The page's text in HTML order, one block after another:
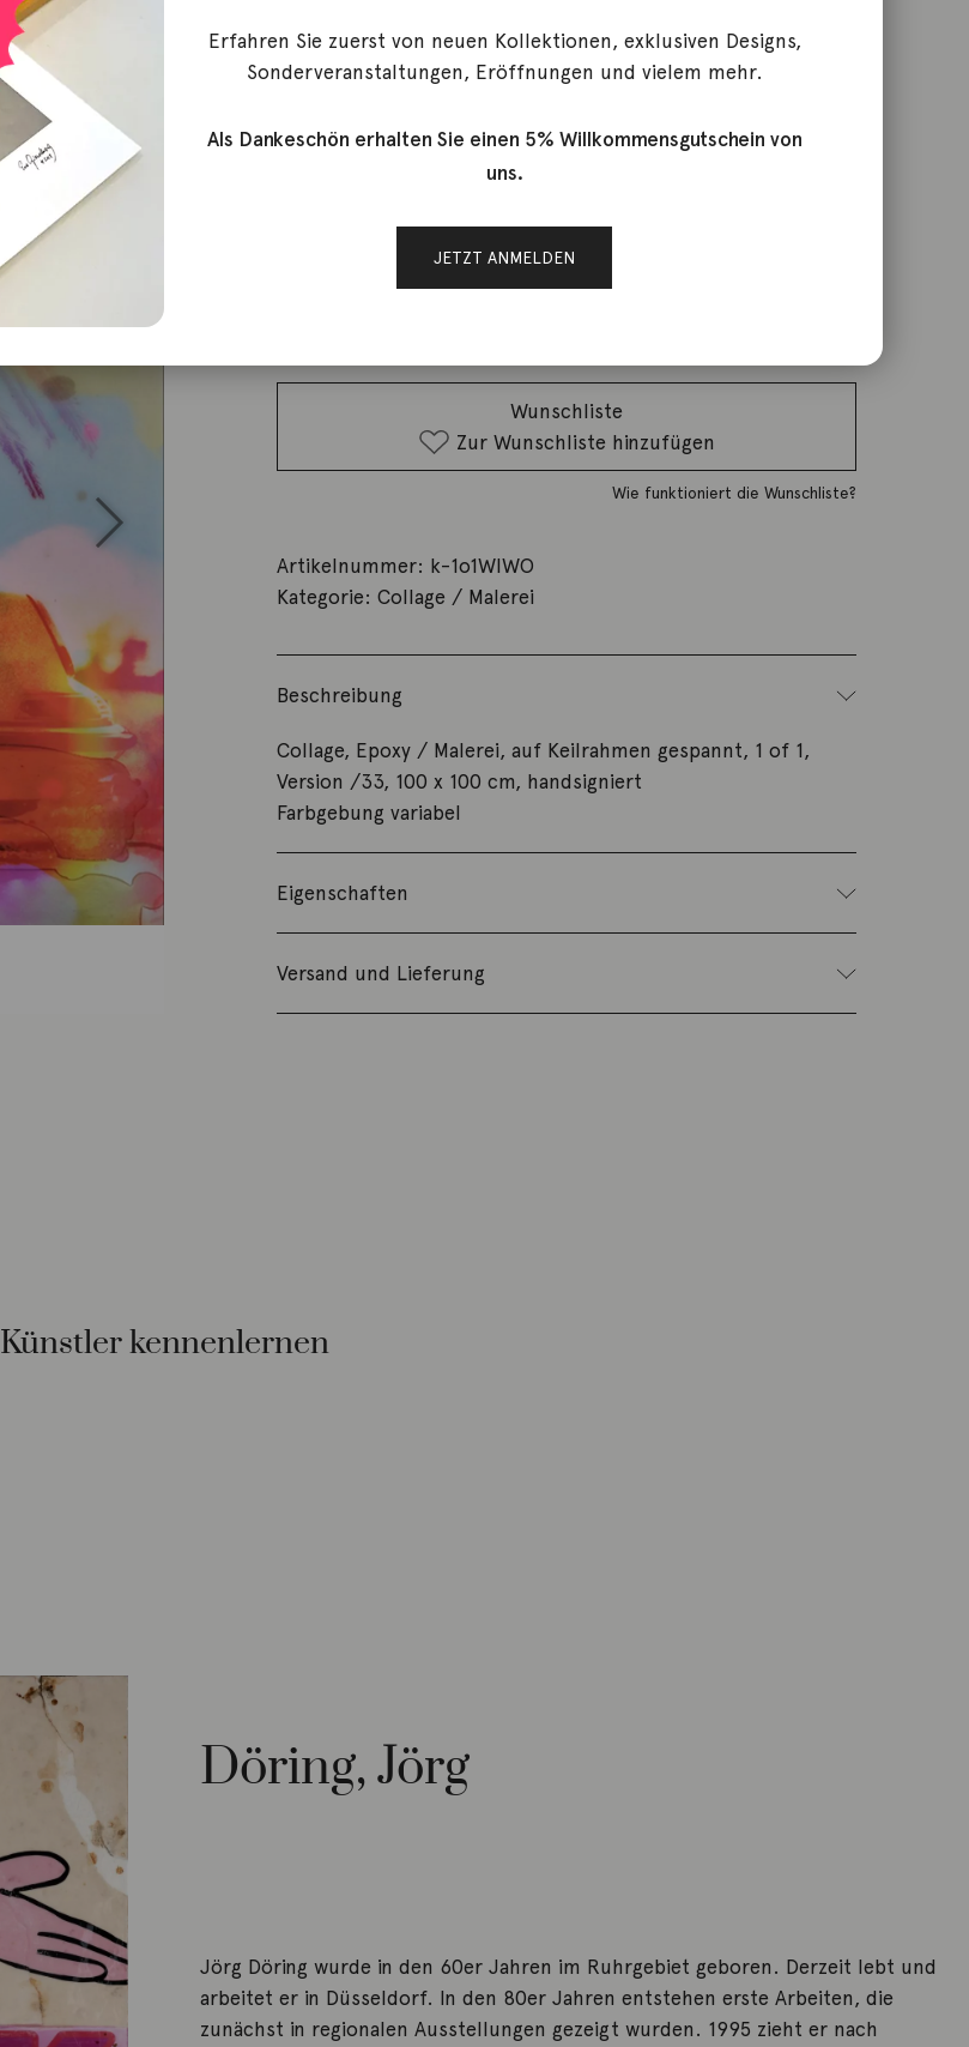
Döring, Jörg
Wild world
Wunschliste
Zur Wunschliste hinzufügen
Wie funktioniert die Wunschliste?
Artikelnummer: k-1o1WIWO
Kategorie:Collage / Malerei
Beschreibung
Collage, Epoxy / Malerei, auf Keilrahmen gespannt, 1 of 1,
Version /33, 100 x 100 cm, handsigniert
Farbgebung variabel
Eigenschaften
Versand und Lieferung
Künstler kennenlernen
Döring, Jörg
Jörg Döring wurde in den 60er Jahren im Ruhrgebiet geboren. Derzeit lebt und
arbeitet er in Düsseldorf. In den 80er Jahren entstehen erste Arbeiten, die
zunächst in regionalen Ausstellungen gezeigt wurden. 1995 zieht er nach
Erfahren Sie zuerst von neuen Kollektionen, exklusiven Designs,
Sonderveranstaltungen, Eröffnungen und vielem mehr.
Als Dankeschön erhalten Sie einen 5% Willkommensgutschein von
uns.
JETZT ANMELDEN